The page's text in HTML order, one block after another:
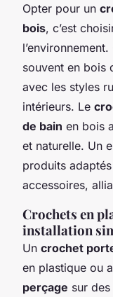
Opter pour un
bois, c’est
souvent en bois
avec les styles
intérieurs. Le
de bain en bois
et naturelle. Un
produits
accessoires,
Crochets en
installation
Un crochet
en plastique ou
perçage sur